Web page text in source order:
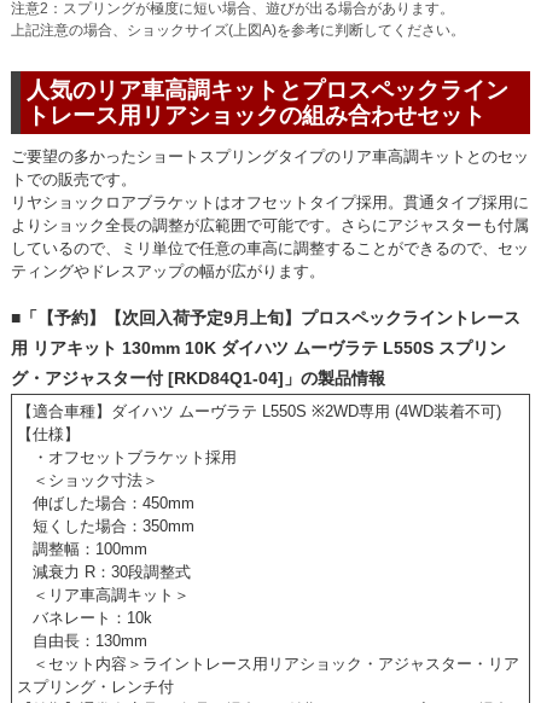
注意2：スプリングが極度に短い場合、遊びが出る場合があります。
上記注意の場合、ショックサイズ(上図A)を参考に判断してください。
人気のリア車高調キットとプロスペックライン
トレース用リアショックの組み合わせセット
ご要望の多かったショートスプリングタイプのリア車高調キットとのセッ
トでの販売です。
リヤショックロアブラケットはオフセットタイプ採用。貫通タイプ採用に
よりショック全長の調整が広範囲で可能です。さらにアジャスターも付属
しているので、ミリ単位で任意の車高に調整することができるので、セッ
ティングやドレスアップの幅が広がります。
■「【予約】【次回入荷予定9月上旬】プロスペックライントレース
用 リアキット 130mm 10K ダイハツ ムーヴラテ L550S スプリン
グ・アジャスター付 [RKD84Q1-04]」の製品情報
【適合車種】ダイハツ ムーヴラテ L550S ※2WD専用 (4WD装着不可)
【仕様】
・オフセットブラケット採用
＜ショック寸法＞
伸ばした場合：450mm
短くした場合：350mm
調整幅：100mm
減衰力 R：30段調整式
＜リア車高調キット＞
バネレート：10k
自由長：130mm
＜セット内容＞ライントレース用リアショック・アジャスター・リア
スプリング・レンチ付